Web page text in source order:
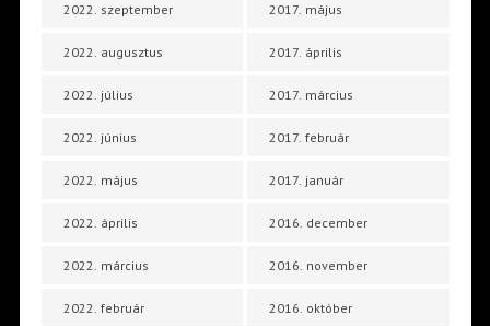
2022. szeptember
2022. augusztus
2022. július
2022. június
2022. május
2022. április
2022. március
2022. február
2017. május
2017. április
2017. március
2017. február
2017. január
2016. december
2016. november
2016. október